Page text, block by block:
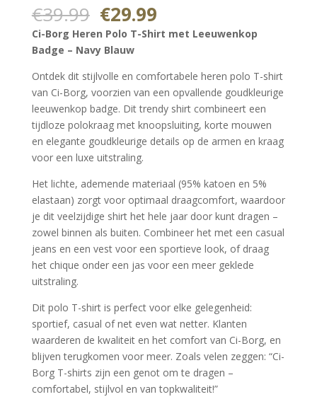
gebaseerd
klantbeoorde
ling
€39.99 Oorspronkelijke
prijs
was:
€39.99.
€29.99Huidige
prijs
is:
Ci-Borg Heren Polo T-Shirt met Leeuwenkop
Badge – Navy Blauw
Ontdek dit stijlvolle en comfortabele heren polo T-shirt
van Ci-Borg, voorzien van een opvallende goudkleurige
leeuwenkop badge. Dit trendy shirt combineert een
tijdloze polokraag met knoopsluiting, korte mouwen
en elegante goudkleurige details op de armen en kraag
voor een luxe uitstraling.
Het lichte, ademende materiaal (95% katoen en 5%
elastaan) zorgt voor optimaal draagcomfort, waardoor
je dit veelzijdige shirt het hele jaar door kunt dragen –
zowel binnen als buiten. Combineer het met een casual
jeans en een vest voor een sportieve look, of draag
het chique onder een jas voor een meer geklede
uitstraling.
Dit polo T-shirt is perfect voor elke gelegenheid:
sportief, casual of net even wat netter. Klanten
waarderen de kwaliteit en het comfort van Ci-Borg, en
blijven terugkomen voor meer. Zoals velen zeggen: “Ci-
Borg T-shirts zijn een genot om te dragen –
comfortabel, stijlvol en van topkwaliteit!”